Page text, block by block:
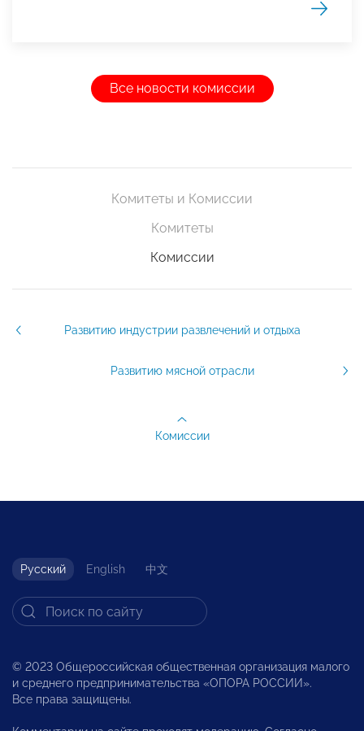
Все новости комиссии
Комитеты и Комиссии
Комитеты
Комиссии
Развитию индустрии развлечений и отдыха
Развитию мясной отрасли
Комиссии
Русский English 中文
© 2023 Общероссийская общественная организация малого
и среднего предпринимательства «ОПОРА РОССИИ».
Все права защищены.